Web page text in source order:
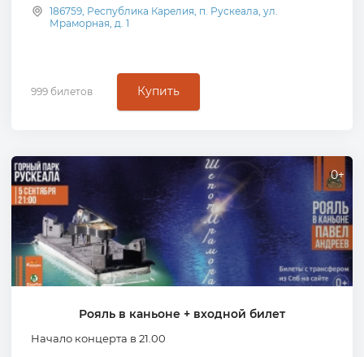
186759, Республика Карелия, п. Рускеала, ул.
Мраморная, д. 1
999 билетов Купить
0+
Рояль в каньоне + входной билет
Начало концерта в 21.00